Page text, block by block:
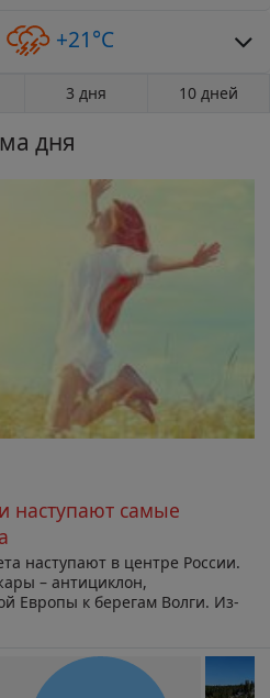
+21°C
3 дня 10 дней
дня
наступают самые
наступают в центре России.
– антициклон,
Европы к берегам Волги. Из-